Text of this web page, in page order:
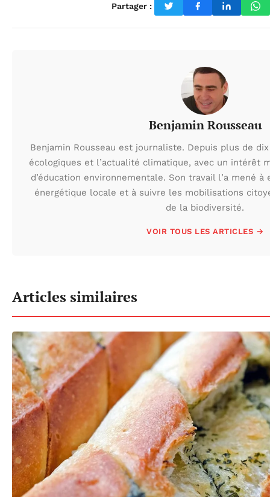
Partager :
Benjamin Rousseau
Benjamin Rousseau est journaliste. Depuis plus de
écologiques et l’actualité climatique, avec un intérêt
d’éducation environnementale. Son travail l’a mené
énergétique locale et à suivre les mobilisations
de la biodiversité.
VOIR TOUS LES ARTICLES →
Articles similaires